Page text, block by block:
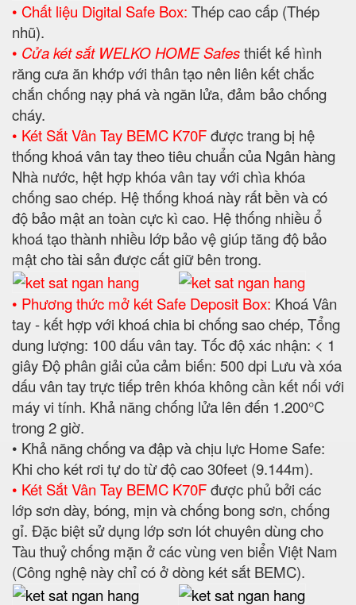
• Chất liệu Digital Safe Box: Thép cao cấp (Thép
nhũ).
• Cửa két sắt WELKO HOME Safesthiết kế hình
răng cưa ăn khớp với thân tạo nên liên kết chắc
chắn chống nạy phá và ngăn lửa, đảm bảo chống
cháy.
• Két Sắt Vân Tay BEMC K70Fđược trang bị hệ
thống khoá vân tay theo tiêu chuẩn của Ngân hàng
Nhà nước, hệt hợp khóa vân tay với chìa khóa
chống sao chép. Hệ thống khoá này rất bền và có
độ bảo mật an toàn cực kì cao. Hệ thống nhiều ổ
khoá tạo thành nhiều lớp bảo vệ giúp tăng độ bảo
mật cho tài sản được cất giữ bên trong.
• Phương thức mở két Safe Deposit Box: Khoá Vân
tay - kết hợp với khoá chia bi chống sao chép, Tổng
dung lượng: 100 dấu vân tay. Tốc độ xác nhận: < 1
giây Độ phân giải của cảm biến: 500 dpi Lưu và xóa
dấu vân tay trực tiếp trên khóa không cần kết nối với
máy vi tính. Khả năng chống lửa lên đến 1.200°C
trong 2 giờ.
• Khả năng chống va đập và chịu lực Home Safe:
Khi cho két rơi tự do từ độ cao 30feet (9.144m).
• Két Sắt Vân Tay BEMC K70Fđược phủ bởi các
lớp sơn dày, bóng, mịn và chống bong sơn, chống
gỉ. Đặc biệt sử dụng lớp sơn lót chuyên dùng cho
Tàu thuỷ chống mặn ở các vùng ven biển Việt Nam
(Công nghệ này chỉ có ở dòng két sắt BEMC).